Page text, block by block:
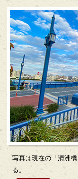
写真は現在の「清洲
る。